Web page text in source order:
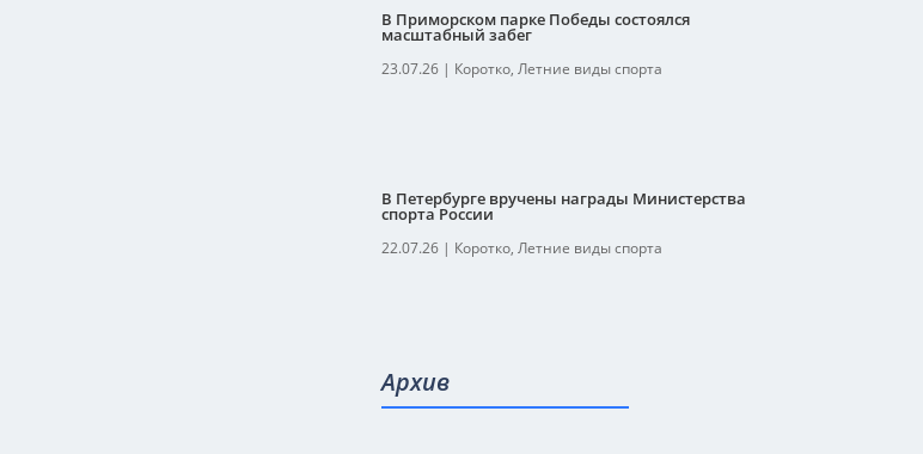
В Приморском парке Победы состоялся
масштабный забег
23.07.26| Коротко, Летние виды спорта
В Петербурге вручены награды Министерства
спорта России
22.07.26| Коротко, Летние виды спорта
Архив